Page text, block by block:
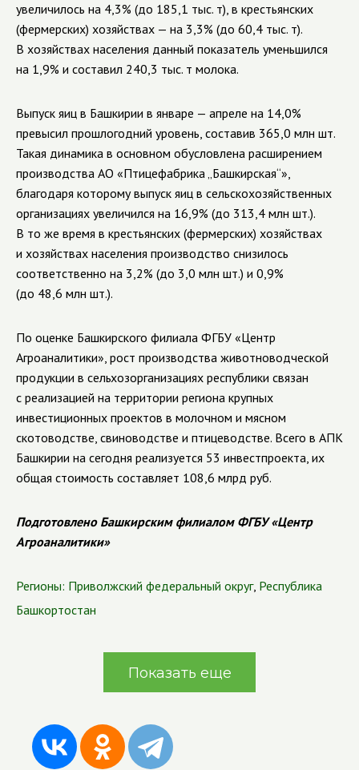
увеличилось на 4,3% (до 185,1 тыс. т), в крестьянских
(фермерских) хозяйствах — на 3,3% (до 60,4 тыс. т).
В хозяйствах населения данный показатель уменьшился
на 1,9% и составил 240,3 тыс. т молока.
Выпуск яиц в Башкирии в январе — апреле на 14,0%
превысил прошлогодний уровень, составив 365,0 млн шт.
Такая динамика в основном обусловлена расширением
производства АО «Птицефабрика „Башкирская“»,
благодаря которому выпуск яиц в сельскохозяйственных
организациях увеличился на 16,9% (до 313,4 млн шт.).
В то же время в крестьянских (фермерских) хозяйствах
и хозяйствах населения производство снизилось
соответственно на 3,2% (до 3,0 млн шт.) и 0,9%
(до 48,6 млн шт.).
По оценке Башкирского филиала ФГБУ «Центр
Агроаналитики», рост производства животноводческой
продукции в сельхозорганизациях республики связан
с реализацией на территории региона крупных
инвестиционных проектов в молочном и мясном
скотоводстве, свиноводстве и птицеводстве. Всего в АПК
Башкирии на сегодня реализуется 53 инвестпроекта, их
общая стоимость составляет 108,6 млрд руб.
Подготовлено Башкирским филиалом ФГБУ «Центр
Агроаналитики»
Регионы: Приволжский федеральный округ, Республика
Башкортостан
Показать еще